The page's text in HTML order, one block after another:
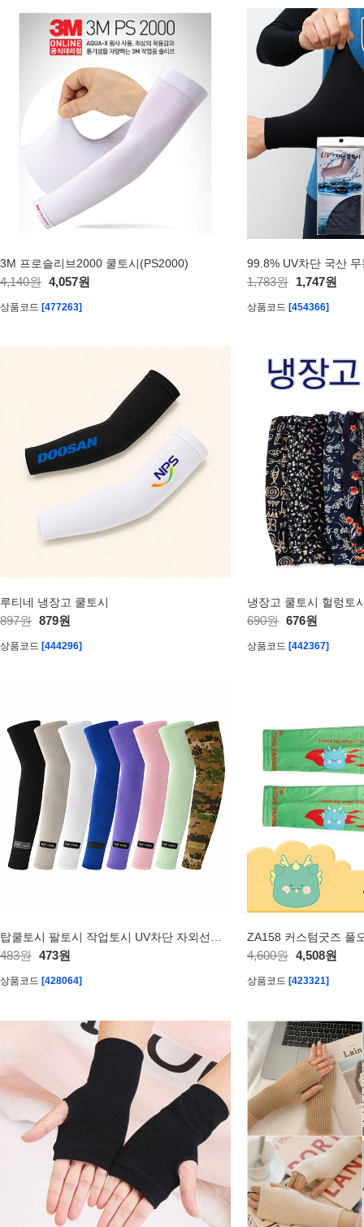
3M 프로슬리브2000 쿨토시(PS2000)
4,140원 4,057원
상품코드 [477263]
99.8% UV차단 국산
1,783원 1,747원
상품코드 [454366]
루티네 냉장고 쿨토시
897원 879원
상품코드 [444296]
냉장고 쿨토시 헐렁토
690원 676원
상품코드 [442367]
483원 473원
상품코드 [428064]
4,600원 4,508원
상품코드 [423321]